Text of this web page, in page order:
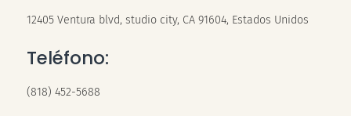
12405 Ventura blvd, studio city, CA 91604, Estados Unidos
Teléfono:
(818) 452-5688